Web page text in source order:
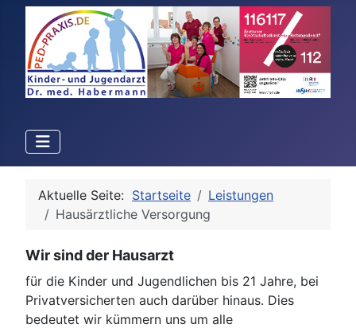
Aktuelle Seite: Startseite
Leistungen
Hausärztliche Versorgung
Wir sind der Hausarzt
für die Kinder und Jugendlichen bis 21 Jahre, bei
Privatversicherten auch darüber hinaus. Dies
bedeutet wir kümmern uns um alle